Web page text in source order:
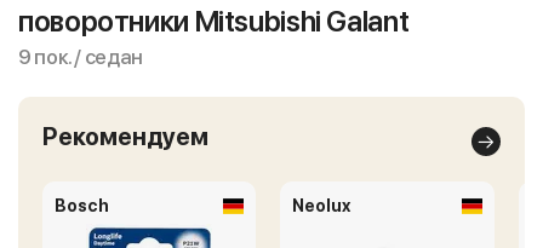
поворотники Mitsubishi Galant
9 пок. / седан
Рекомендуем
Bosch Neolux